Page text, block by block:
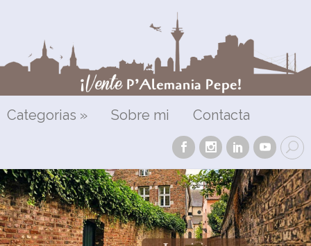
Categorias » Sobre mi Contacta